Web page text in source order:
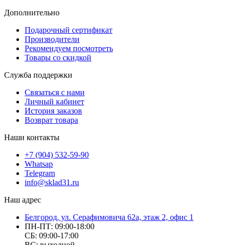
Дополнительно
Подарочный сертификат
Производители
Рекомендуем посмотреть
Товары со скидкой
Служба поддержки
Связаться с нами
Личный кабинет
История заказов
Возврат товара
Наши контакты
+7 (904) 532-59-90
Whatsap
Telegram
info@sklad31.ru
Наш адрес
Белгород, ул. Серафимовича 62а, этаж 2, офис 1
ПН-ПТ: 09:00-18:00
СБ: 09:00-17:00